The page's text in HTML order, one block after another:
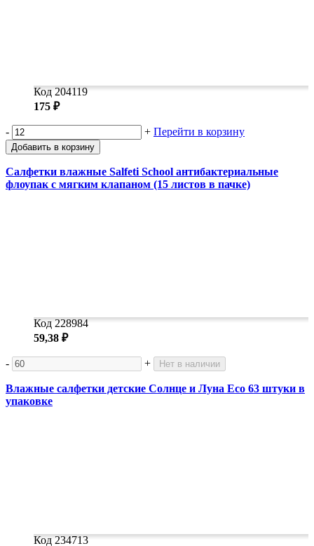
Код 204119
175 ₽
- + Перейти в корзину
Добавить в корзину
Салфетки влажные Salfeti School антибактериальные
флоупак с мягким клапаном (15 листов в пачке)
Код 228984
59,38 ₽
- + Нет в наличии
Влажные салфетки детские Солнце и Луна Eco 63 штуки в
упаковке
Код 234713